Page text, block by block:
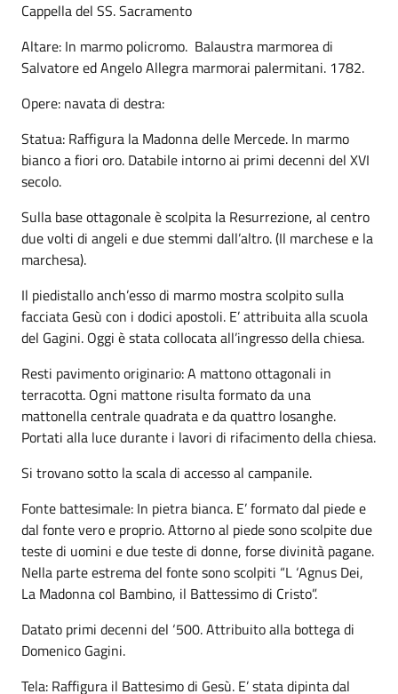
Cappella del SS. Sacramento
Altare: In marmo policromo. Balaustra marmorea di
Salvatore ed Angelo Allegra marmorai palermitani. 1782.
Opere: navata di destra:
Statua: Raffigura la Madonna delle Mercede. In marmo
bianco a fiori oro. Databile intorno ai primi decenni del XVI
secolo.
Sulla base ottagonale è scolpita la Resurrezione, al centro
due volti di angeli e due stemmi dall’altro. (Il marchese e la
marchesa).
Il piedistallo anch’esso di marmo mostra scolpito sulla
facciata Gesù con i dodici apostoli. E’ attribuita alla scuola
del Gagini. Oggi è stata collocata all’ingresso della chiesa.
Resti pavimento originario: A mattono ottagonali in
terracotta. Ogni mattone risulta formato da una
mattonella centrale quadrata e da quattro losanghe.
Portati alla luce durante i lavori di rifacimento della chiesa.
Si trovano sotto la scala di accesso al campanile.
Fonte battesimale: In pietra bianca. E’ formato dal piede e
dal fonte vero e proprio. Attorno al piede sono scolpite due
teste di uomini e due teste di donne, forse divinità pagane.
Nella parte estrema del fonte sono scolpiti “L ‘Agnus Dei,
La Madonna col Bambino, il Battessimo di Cristo”.
Datato primi decenni del ‘500. Attribuito alla bottega di
Domenico Gagini.
Tela: Raffigura il Battesimo di Gesù. E’ stata dipinta dal